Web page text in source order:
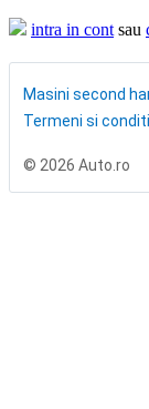
intra in cont sau
Masini second
Termeni si
© 2026 Auto.ro